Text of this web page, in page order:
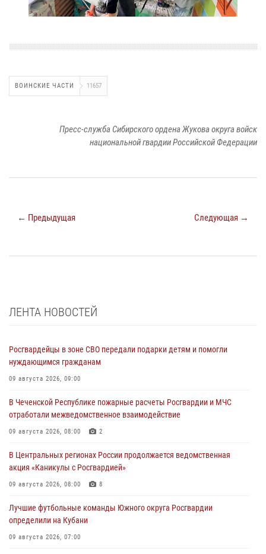
ВОИНСКИЕ ЧАСТИ 11657
Пресс-служба Сибирского ордена Жукова округа войск
национальной гвардии Российской Федерации
← Предыдущая Следующая →
ЛЕНТА НОВОСТЕЙ
Росгвардейцы в зоне СВО передали подарки детям и помогли
нуждающимся гражданам
09 августа 2026, 09:00
В Чеченской Республике пожарные расчеты Росгвардии и МЧС
отработали межведомственное взаимодействие
09 августа 2026, 08:00 2
В Центральных регионах России продолжается ведомственная
акция «Каникулы с Росгвардией»
09 августа 2026, 08:00 8
Лучшие футбольные команды Южного округа Росгвардии
определили на Кубани
09 августа 2026, 07:00